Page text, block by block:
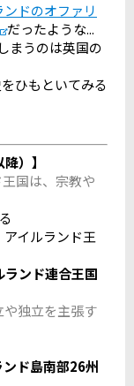
ドのオファリ
だったような...
まうのは英国の
ひもといてみる
）】
国は、宗教や
イルランド王
ンド連合王国
や独立を主張す
ド島南部26州